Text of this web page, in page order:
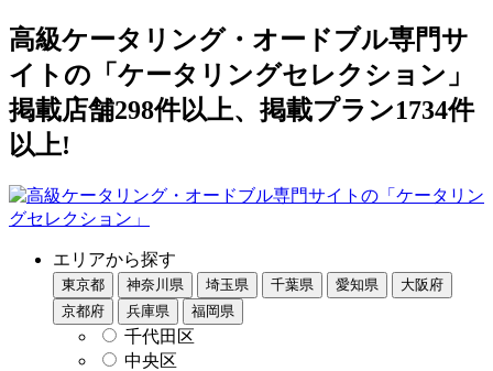
高級ケータリング・オードブル専門サ
イトの「ケータリングセレクション」
掲載店舗298件以上、掲載プラン1734件
以上!
エリアから探す
東京都 神奈川県 埼玉県 千葉県 愛知県
大阪府
京都府
兵庫県 福岡県
千代田区
中央区